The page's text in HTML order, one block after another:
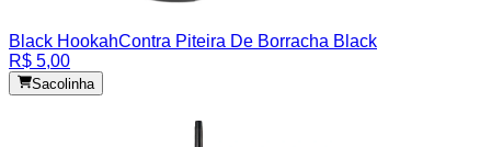
Black HookahContra Piteira De Borracha Black
R$ 5,00
Sacolinha